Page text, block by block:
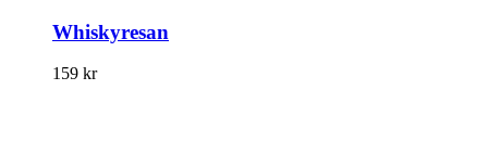
Whiskyresan
159 kr